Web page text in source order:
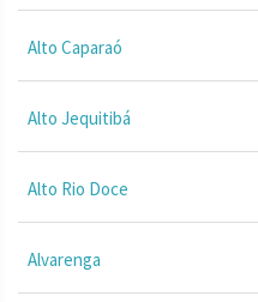
Alto Caparaó
Alto Jequitibá
Alto Rio Doce
Alvarenga